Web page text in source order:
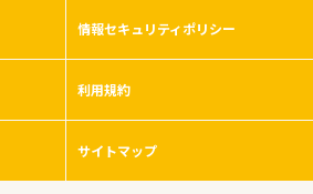
情報セキュリティポリシー
利用規約
サイトマップ